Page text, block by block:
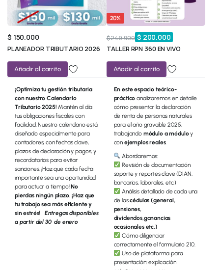
$ 150.000
PLANEADOR TRIBUTARIO 2026
Añadir al carrito
¡Optimiza tu gestión tributaria
con nuestro Calendario
Tributario 2025! Mantén al día
tus obligaciones fiscales con
facilidad. Nuestro calendario está
diseñado especialmente para
contadores, con fechas clave,
plazos de declaración y pagos, y
recordatorios para evitar
sanciones. ¡Haz que cada fecha
importante sea una oportunidad
para actuar a tiempo!No
pierdas ningún plazo. ¡Haz que
tu trabajo sea más eficiente y
sin estrés!
Entregas disponibles
a partir del 30 de enero
20%
$249.900 $ 200.000
TALLER RPN 360 EN VIVO
Añadir al carrito
En este espacio teórico-
práctico analizaremos en detalle
cómo presentar la declaración
de renta de personas naturales
para el año gravable 2025,
trabajando módulo a móduloy
con ejemplos reales.
Abordaremos:
Revisión de documentación
soporte y reportes clave (DIAN,
bancarios, laborales, etc.)
Análisis detallado de cada una
de lascédulas (general,
pensiones,
dividendos,ganancias
ocasionales etc.)
Cómo diligenciar
correctamente el formulario 210.
Uso de plataforma para
presentación: explicación